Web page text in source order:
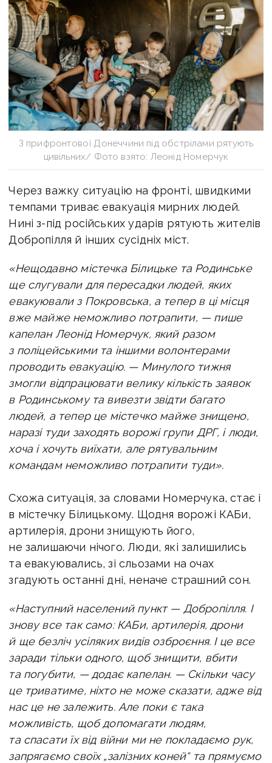
З прифронтової Донеччини під обстрілами рятують
цивільних/ Фото взято: Леонід Номерчук
Через важку ситуацію на фронті, швидкими
темпами триває евакуація мирних людей.
Нині з-під російських ударів рятують жителів
Добропілля й інших сусідніх міст.
«Нещодавно містечка Білицьке та Родинське
ще слугували для пересадки людей, яких
евакуювали з Покровська, а тепер в ці місця
вже майже неможливо потрапити, — пише
капелан Леонід Номерчук, який разом
з поліцейськими та іншими волонтерами
проводить евакуацію. — Минулого тижня
змогли відпрацювати велику кількість заявок
в Родинському та вивезти звідти багато
людей, а тепер це містечко майже знищено,
наразі туди заходять ворожі групи ДРГ, і люди,
хоча і хочуть виїхати, але рятувальним
командам неможливо потрапити туди».
Схожа ситуація, за словами Номерчука, стає і
в містечку Білицькому. Щодня ворожі КАБи,
артилерія, дрони знищують його,
не залишаючи нічого. Люди, які залишились
та евакуювались, зі сльозами на очах
згадують останні дні, неначе страшний сон.
«Наступний населений пункт — Добропілля. І
знову все так само: КАБи, артилерія, дрони
й ще безліч усіляких видів озброєння. І це все
заради тільки одного, щоб знищити, вбити
та погубити, — додає капелан. — Скільки часу
це триватиме, ніхто не може сказати, адже від
нас це не залежить. Але поки є така
можливість, щоб допомагати людям,
та спасати їх від війни ми не покладаємо рук,
запрягаємо своїх „залізних коней“ та прямуємо